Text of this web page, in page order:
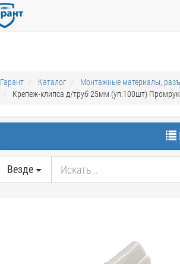
Гарант Каталог
Монтажные материалы,
Крепеж-клипса д/труб 25мм (уп.100шт)
Везде